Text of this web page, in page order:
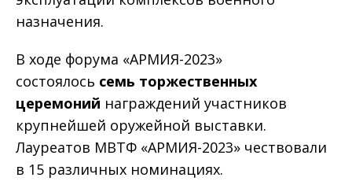
назначения.
В ходе форума «АРМИЯ-2023»
состоялось семь торжественных
церемоний награждений участников
крупнейшей оружейной выставки.
Лауреатов МВТФ «АРМИЯ-2023» чествовали
в 15 различных номинациях.